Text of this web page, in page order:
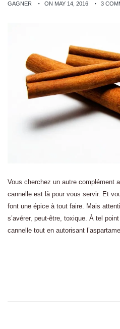
GAGNER ON MAY 14, 2016 3
Vous cherchez un autre complément
cannelle est là pour vous servir. Et
font une épice à tout faire. Mais
s’avérer, peut-être, toxique. À tel
cannelle tout en autorisant